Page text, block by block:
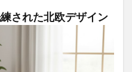
された北欧デザイン